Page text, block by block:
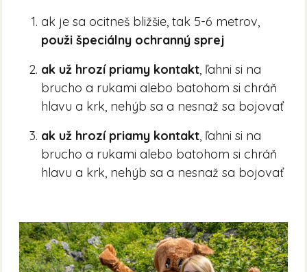
ak je sa ocitneš bližšie, tak 5-6 metrov,
použi špeciálny ochranný sprej
ak už hrozí priamy kontakt , ľahni si na
brucho a rukami alebo batohom si chráň
hlavu a krk, nehýb sa a nesnaž sa bojovať
ak už hrozí priamy kontakt , ľahni si na
brucho a rukami alebo batohom si chráň
hlavu a krk, nehýb sa a nesnaž sa bojovať